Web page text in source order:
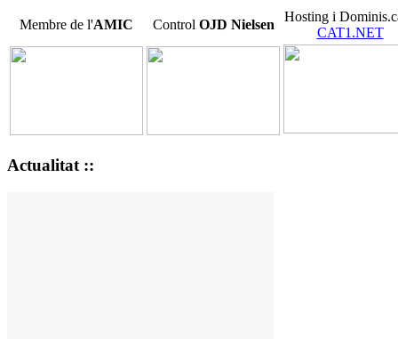
Membre de l'AMIC Control OJD Nielsen
Hosting i
CAT1.NET
Actualitat ::